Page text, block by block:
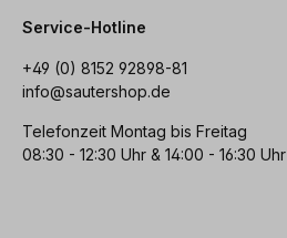
Service-Hotline
+49 (0) 8152 92898-81
info@sautershop.de
Telefonzeit Montag bis Freitag
08:30 - 12:30 Uhr & 14:00 - 16:30 Uhr